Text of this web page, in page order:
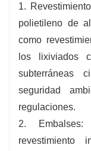
1.
polietileno de
como
los lixiviados
subterráneas
seguridad
regulaciones.
2.
revestimiento